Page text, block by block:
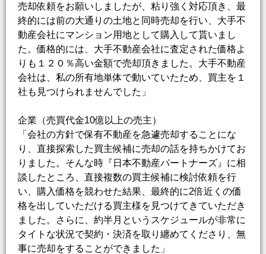
売却依頼をお願いしましたが、粘り強く対応頂き、最
終的には前の大通りの土地と同時売却を行い、大手不
動産会社にマンション用地として購入して貰いまし
た。価格的には、大手不動産会社に査定された価格よ
りも１２０％高い金額で売却頂きました。大手不動産
会社は、私の所有地単体で動いていたため、買主を１
社も見つけられませんでした」
企業（売買代金10億以上の売主）
「会社の方針で保有不動産を急遽売却することにな
り、直接探索した買主候補に売却の話を持ちかけてお
りました。そんな時『日本不動産パートナーズ』に相
談したところ、直接複数の買主候補に検討依頼を行
い、購入価格を競わせた結果、最終的に2倍近くの価
格を出していただける買主様を見つけてきていただき
ました。さらに、約半月というスケジュールが非常に
タイトな状況で契約・決済を取り纏めてくださり、無
事に売却をすることができました」